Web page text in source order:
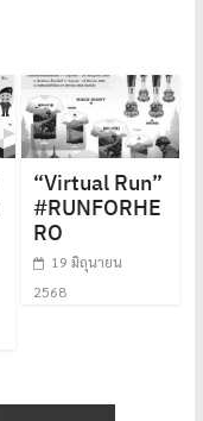
“Virtual Run”
#RUNFORHE
RO
19 มิถุนายน
2568